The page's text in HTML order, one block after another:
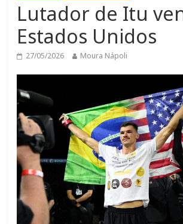
Lutador de Itu
Estados Unidos
27/05/2026 Moura Nápoli